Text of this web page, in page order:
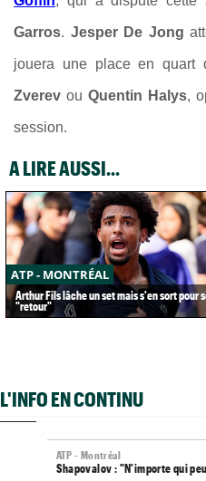
Garros. Jesper De Jong
jouera une place en quart
Zverev ou Quentin Halys,
session.
A LIRE AUSSI...
ATP - MONTRÉAL
Arthur Fils lâche un set mais s'en sort pour
"retour"
L'INFO EN CONTINU
ATP - Montréal
Shapovalov : "N'importe qui